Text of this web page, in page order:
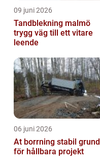
09 juni 2026
Tandblekning malmö
trygg väg till ett vitare
leende
06 juni 2026
At borrning stabil grund
för hållbara projekt